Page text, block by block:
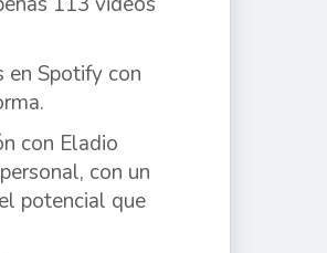
en Spotify con
con Eladio
con un
potencial que